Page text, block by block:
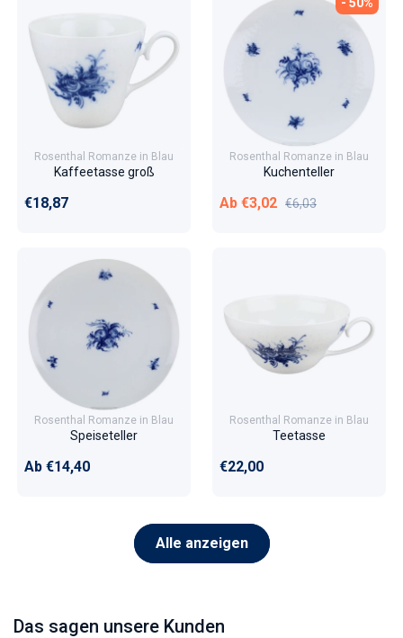
Rosenthal Romanze in Blau
Kaffeetasse groß
Normaler Preis
€18,87
Rosenthal Romanze in Blau
Kuchenteller
Verkaufspreis
Ab €3,02 Normaler Preis
€6,03
Rosenthal Romanze in Blau
Speiseteller
Normaler Preis
Ab €14,40
Rosenthal Romanze in Blau
Teetasse
Normaler Preis
€22,00
Alle anzeigen
Das sagen unsere Kunden